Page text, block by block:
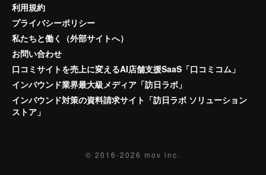
利用規約
プライバシーポリシー
私たちと働く（外部サイトへ）
お問い合わせ
口コミサイトを売上に変えるAI店舗支援SaaS「口コミコム」
インバウンド業界最大級メディア「訪日ラボ」
インバウンド対策の資料請求サイト「訪日ラボ ソリューション
ストア」
© 2016-2026 mov inc.